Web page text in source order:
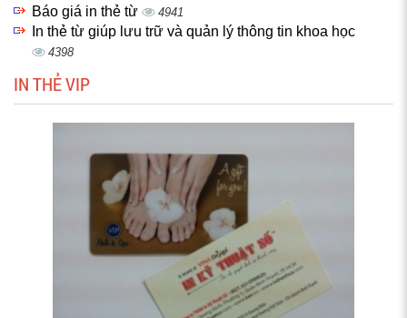
Báo giá in thẻ từ 4941
In thẻ từ giúp lưu trữ và quản lý thông tin khoa học
4398
IN THẺ VIP